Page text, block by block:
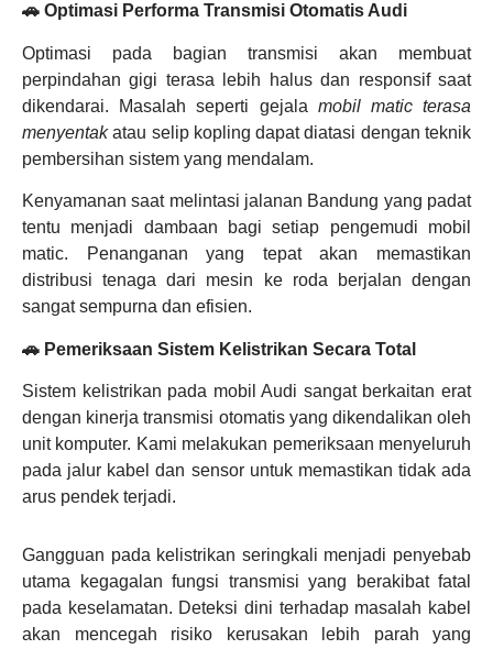
🚗 Optimasi Performa Transmisi Otomatis Audi
Optimasi pada bagian transmisi akan membuat
perpindahan gigi terasa lebih halus dan responsif saat
dikendarai. Masalah seperti gejala mobil matic terasa
menyentakatau selip kopling dapat diatasi dengan teknik
pembersihan sistem yang mendalam.
Kenyamanan saat melintasi jalanan Bandung yang padat
tentu menjadi dambaan bagi setiap pengemudi mobil
matic. Penanganan yang tepat akan memastikan
distribusi tenaga dari mesin ke roda berjalan dengan
sangat sempurna dan efisien.
🚗 Pemeriksaan Sistem Kelistrikan Secara Total
Sistem kelistrikan pada mobil Audi sangat berkaitan erat
dengan kinerja transmisi otomatis yang dikendalikan oleh
unit komputer. Kami melakukan pemeriksaan menyeluruh
pada jalur kabel dan sensor untuk memastikan tidak ada
arus pendek terjadi.
Gangguan pada kelistrikan seringkali menjadi penyebab
utama kegagalan fungsi transmisi yang berakibat fatal
pada keselamatan. Deteksi dini terhadap masalah kabel
akan mencegah risiko kerusakan lebih parah yang